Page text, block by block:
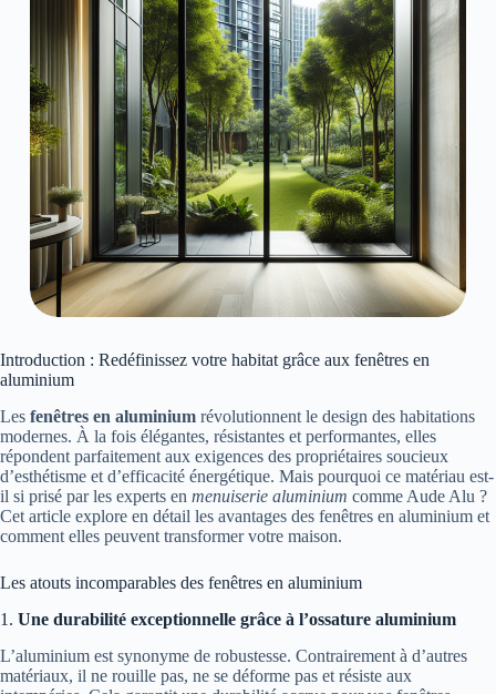
Introduction : Redéfinissez votre habitat grâce aux fenêtres en
aluminium
Les fenêtres en aluminium révolutionnent le design des habitations
modernes. À la fois élégantes, résistantes et performantes, elles
répondent parfaitement aux exigences des propriétaires soucieux
d’esthétisme et d’efficacité énergétique. Mais pourquoi ce matériau est-
il si prisé par les experts en menuiserie aluminium comme Aude Alu ?
Cet article explore en détail les avantages des fenêtres en aluminium et
comment elles peuvent transformer votre maison.
Les atouts incomparables des fenêtres en aluminium
1. Une durabilité exceptionnelle grâce à l’ossature aluminium
L’aluminium est synonyme de robustesse. Contrairement à d’autres
matériaux, il ne rouille pas, ne se déforme pas et résiste aux